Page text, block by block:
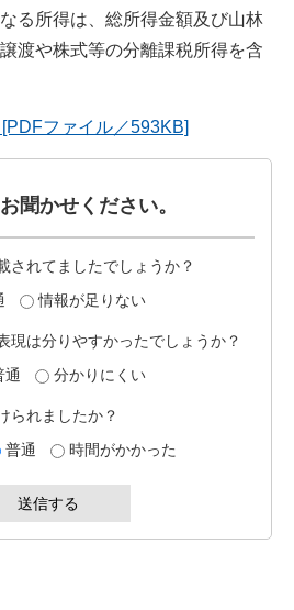
る所得は、総所得金額及び山林
渡や株式等の分離課税所得を含
ファイル／593KB]
聞かせください。
されてましたでしょうか？
情報が足りない
現は分りやすかったでしょうか？
通 分かりにくい
られましたか？
普通 時間がかかった